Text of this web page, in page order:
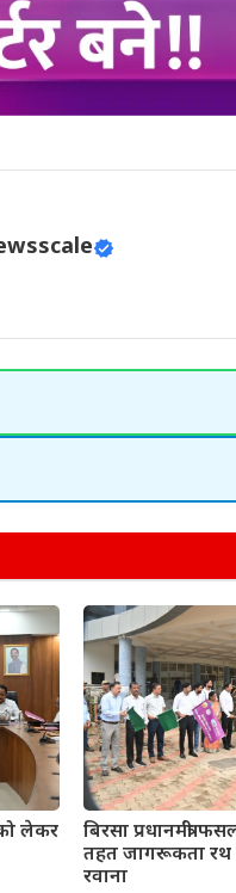
को लेकर
बिरसा प्रधानमंत्री
तहत जागरूकता रथ
रवाना